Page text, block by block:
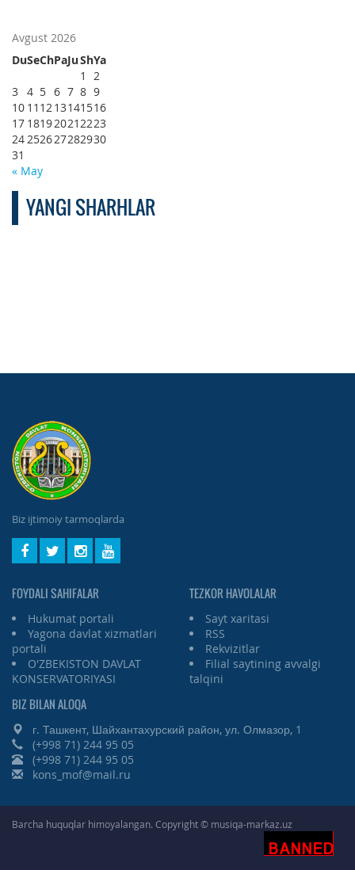
Avgust 2026
DuSeChPaJuShYa
1
2
3 4 5 6 7 8 9
10 11 1213141516
17 181920212223
24252627282930
31
« May
YANGI SHARHLAR
Biz ijtimoiy tarmoqlarda
FOYDALI SAHIFALAR
Hukumat portali
Yagona davlat xizmatlari
portali
O'ZBEKISTON DAVLAT
KONSERVATORIYASI
TEZKOR HAVOLALAR
Sayt xaritasi
RSS
Rekvizitlar
Filial saytining avvalgi
talqini
BIZ BILAN ALOQA
г. Ташкент, Шайхантахурский район, ул. Олмазор, 1
(+998 71) 244 95 05
(+998 71) 244 95 05
kons_mof@mail.ru
Barcha huquqlar himoyalangan. Copyright © musiqa-markaz.uz